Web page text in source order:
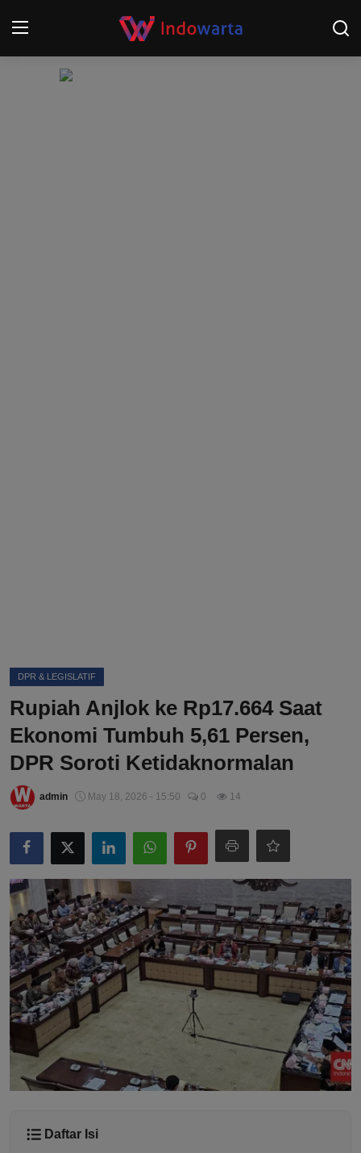
DPR & LEGISLATIF
Rupiah Anjlok ke Rp17.664 Saat
Ekonomi Tumbuh 5,61 Persen,
DPR Soroti Ketidaknormalan
admin May 18, 2026 - 15:50 0 14
Daftar Isi